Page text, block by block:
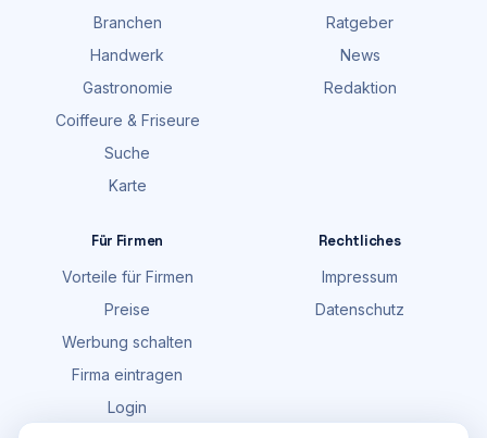
Branchen
Handwerk
Gastronomie
Coiffeure & Friseure
Suche
Karte
Ratgeber
News
Redaktion
Für Firmen
Vorteile für Firmen
Preise
Werbung schalten
Firma eintragen
Login
Rechtliches
Impressum
Datenschutz